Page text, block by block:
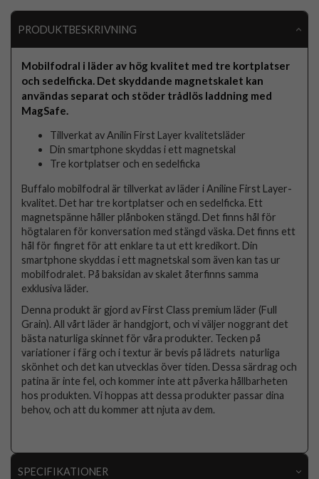
PRODUKTBESKRIVNING
Mobilfodral i läder av hög kvalitet med tre kortplatser
och sedelficka. Det skyddande magnetskalet kan
användas separat och stöder trådlös laddning med
MagSafe.
Tillverkat av Anilin First Layer kvalitetsläder
Din smartphone skyddas i ett magnetskal
Tre kortplatser och en sedelficka
Buffalo mobilfodral är tillverkat av läder i Aniline First Layer-
kvalitet. Det har tre kortplatser och en sedelficka. Ett
magnetspänne håller plånboken stängd. Det finns hål för
högtalaren för konversation med stängd väska. Det finns ett
hål för fingret för att enklare ta ut ett kredikort. Din
smartphone skyddas i ett magnetskal som även kan tas ur
mobilfodralet. På baksidan av skalet återfinns samma
exklusiva läder.
Denna produkt är gjord av First Class premium läder (Full
Grain). All vårt läder är handgjort, och vi väljer noggrant det
bästa naturliga skinnet för våra produkter. Tecken på
variationer i färg och i textur är bevis på lädrets naturliga
skönhet och det kan utvecklas över tiden. Dessa särdrag och
patina är inte fel, och kommer inte att påverka hållbarheten
hos produkten. Vi hoppas att dessa produkter passar dina
behov, och att du kommer att njuta av dem.
SPECIFIKATIONER